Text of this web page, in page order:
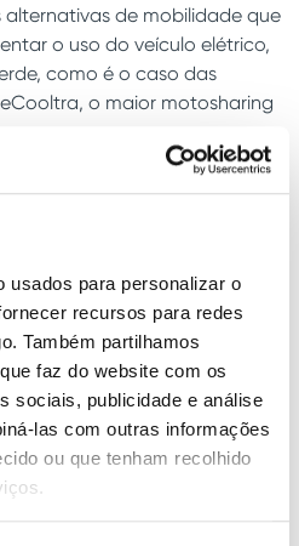
usados para personalizar o
recursos para redes
Também partilhamos
faz do website com os
sociais, publicidade e análise
las com outras informações
ou que tenham recolhido
de mobilidade que
o uso do veículo elétrico,
como é o caso das
o maior motosharing
Henriques, Vice-Presidente da
Summit é “uma
caminhando juntos
do Cluster das Smart
), baseado nas dezenas de
que já temos em curso no
será desenvolvida uma
sobre o papel do Big Data nas
referências como a
Management School,